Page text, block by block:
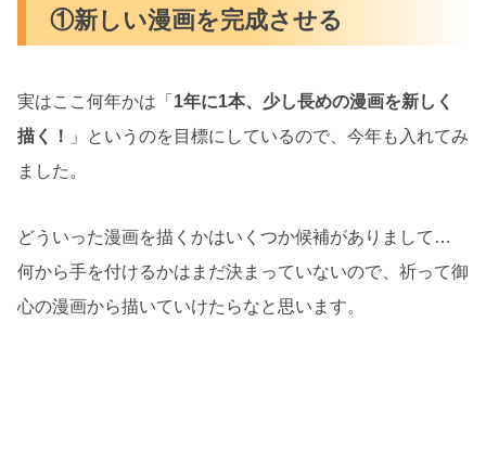
①新しい漫画を完成させる
実はここ何年かは「 1年に1本、少し長めの漫画を新しく
描く！
」というのを目標にしているので、今年も入れてみ
ました。
どういった漫画を描くかはいくつか候補がありまして…
何から手を付けるかはまだ決まっていないので、祈って御
心の漫画から描いていけたらなと思います。